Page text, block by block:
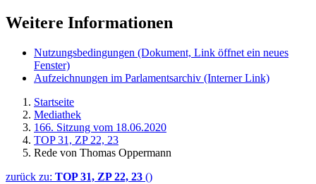
Weitere Informationen
Nutzungsbedingungen (Dokument, Link öffnet ein neues
Fenster)
Aufzeichnungen im Parlamentsarchiv (Interner Link)
Startseite
Mediathek
166. Sitzung vom 18.06.2020
TOP 31, ZP 22, 23
Rede von Thomas Oppermann
zurück zu: TOP 31, ZP 22, 23 ()